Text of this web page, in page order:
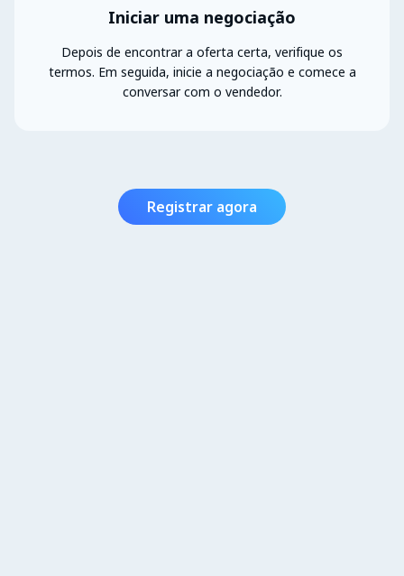
Iniciar uma negociação
Depois de encontrar a oferta certa, verifique os
termos. Em seguida, inicie a negociação e comece a
conversar com o vendedor.
Registrar agora